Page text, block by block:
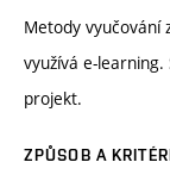
Metody
využívá e-
projekt.
ZPŮSOB A